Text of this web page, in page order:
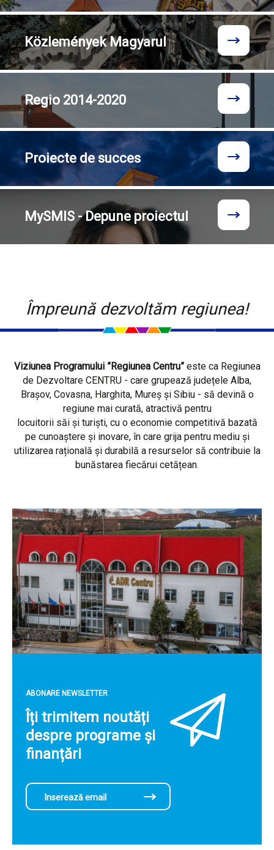
KözleményekMagyarul
Regio 2014-2020
Proiecte de succes
MySMIS - Depune proiectul
Împreună dezvoltăm regiunea!
Viziunea Programului ”Regiunea Centru”este ca Regiunea
de Dezvoltare CENTRU - care grupează județele Alba,
Brașov, Covasna, Harghita, Mureș și Sibiu - să devină o
regiune mai curată, atractivă pentru
locuitorii săi și turiști, cu o economie competitivă bazată
pe cunoaștere și inovare, în care grija pentru mediu și
utilizarea rațională și durabilă a resurselor să contribuie la
bunăstarea fiecărui cetățean.
ABONARE NEWSLETTER
Îți trimitem noutăți
despre programe și
finanțări